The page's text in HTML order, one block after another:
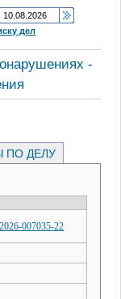
дел
-
ПО ДЕЛУ
007035-22